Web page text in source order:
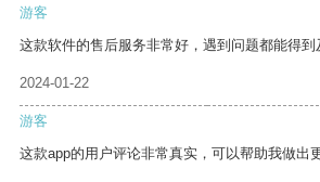
游客
这款软件的售后服务非常好，遇到问题都能得到
2024-01-22
游客
这款app的用户评论非常真实，可以帮助我做出